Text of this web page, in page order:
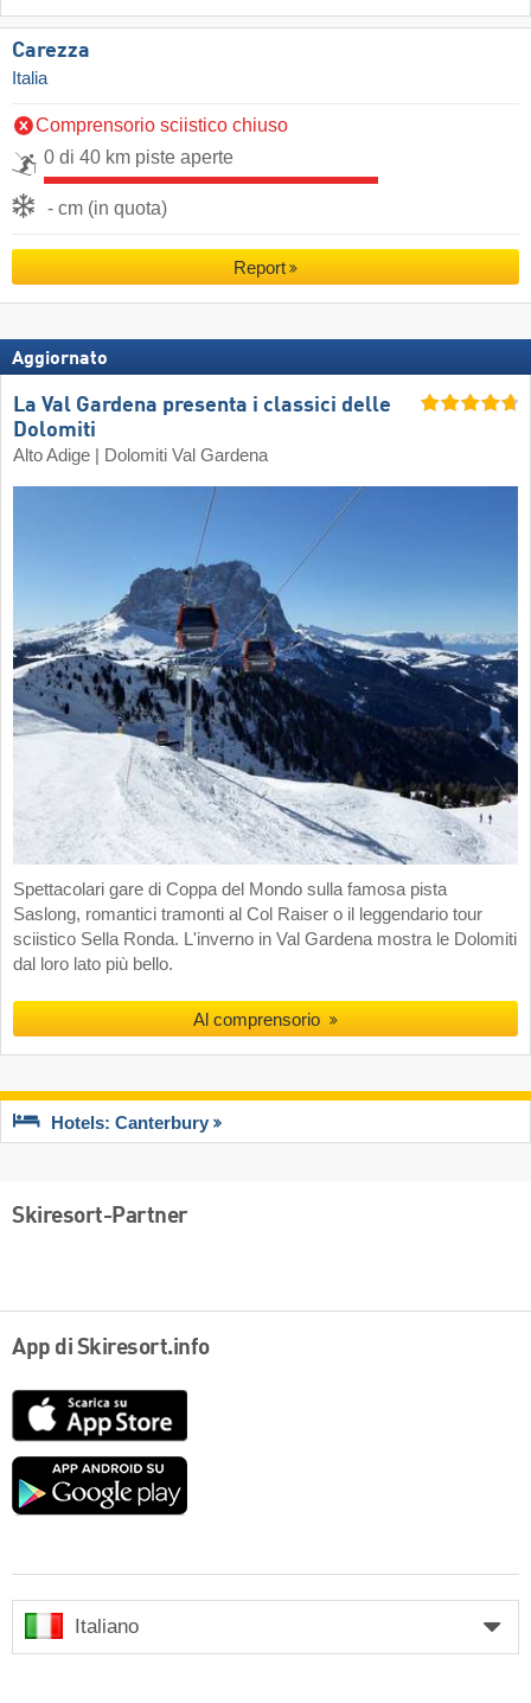
Carezza
Italia
Comprensorio sciistico chiuso
0 di 40 km piste aperte
- cm (in quota)
Report
Aggiornato
La Val Gardena presenta i classici delle
Dolomiti
Alto Adige | Dolomiti Val Gardena
Spettacolari gare di Coppa del Mondo sulla famosa pista
Saslong, romantici tramonti al Col Raiser o il leggendario tour
sciistico Sella Ronda. L'inverno in Val Gardena mostra le Dolomiti
dal loro lato più bello.
Al comprensorio
Hotels: Canterbury
Skiresort-Partner
App di Skiresort.info
Google
Italiano